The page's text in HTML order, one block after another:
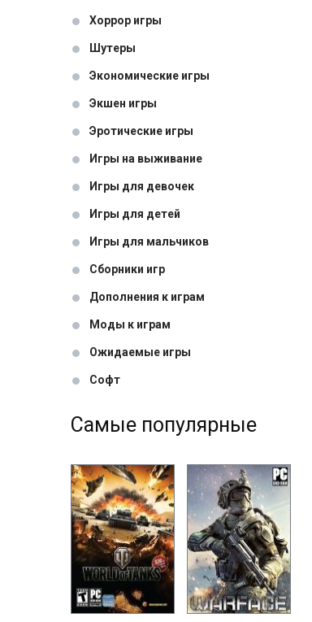
Хоррор игры
Шутеры
Экономические игры
Экшен игры
Эротические игры
Игры на выживание
Игры для девочек
Игры для детей
Игры для мальчиков
Сборники игр
Дополнения к играм
Моды к играм
Ожидаемые игры
Софт
Самые популярные